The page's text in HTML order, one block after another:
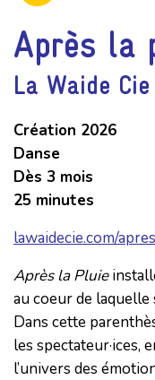
Après la
La Waide Cie
Création 2026
Danse
Dès 3 mois
25 minutes
lawaidecie.com/
Après la Pluie
au coeur de
Dans cette
les spectateur·ices,
l’univers des